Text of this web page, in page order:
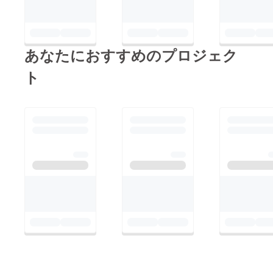
あなたにおすすめのプロジェク
ト